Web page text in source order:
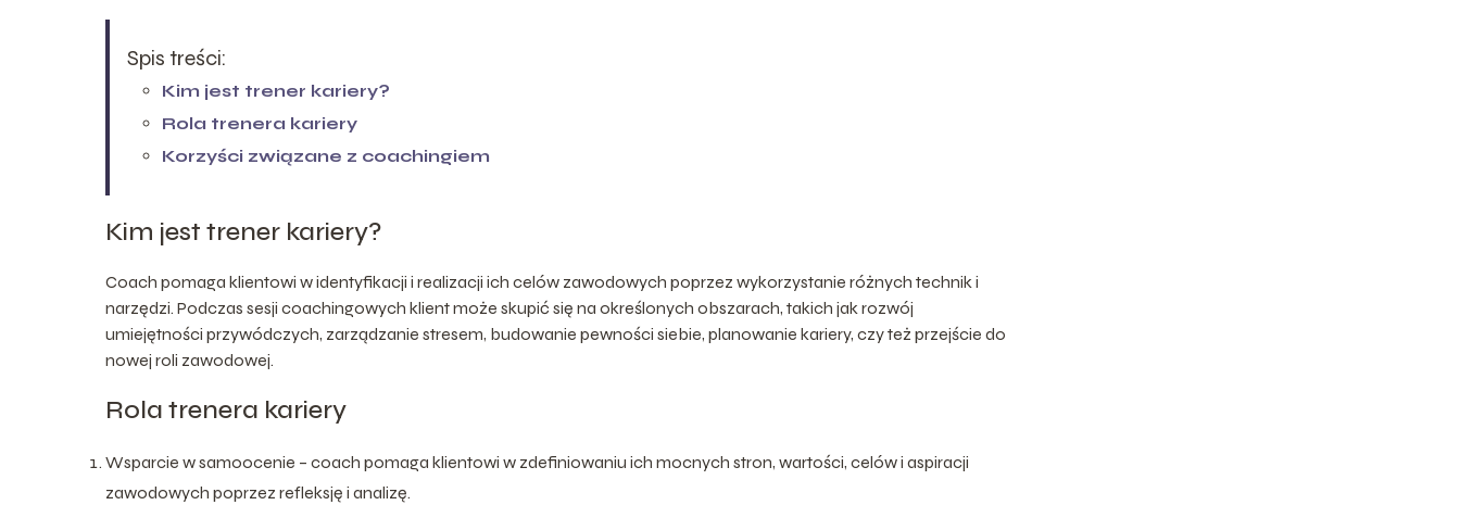
Spis treści:
Kim jest trener kariery?
Rola trenera kariery
Korzyści związane z coachingiem
Kim jest trener kariery?
Coach pomaga klientowi w identyfikacji i realizacji ich celów zawodowych poprzez wykorzystanie różnych technik i
narzędzi. Podczas sesji coachingowych klient może skupić się na określonych obszarach, takich jak rozwój
umiejętności przywódczych, zarządzanie stresem, budowanie pewności siebie, planowanie kariery, czy też przejście do
nowej roli zawodowej.
Rola trenera kariery
Wsparcie w samoocenie – coach pomaga klientowi w zdefiniowaniu ich mocnych stron, wartości, celów i aspiracji
zawodowych poprzez refleksję i analizę.